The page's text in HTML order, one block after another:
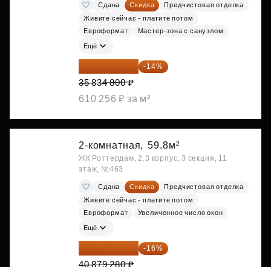
Сдана Скидка
Предчистовая отделка
Живите сейчас - платите потом
Евроформат
Мастер-зона с санузлом
Ещё
30 817 928 ₽ -14%
35 834 800 ₽
610 256 ₽ за м²
2-комнатная, 59.8м²
ЖК Роттердам, 2.3 корпус, 3 секция, 11
этаж, №463
Сдана Скидка
Предчистовая отделка
Живите сейчас - платите потом
Евроформат
Увеличенное число окон
Ещё
34 338 595 ₽ -16%
40 879 280 ₽